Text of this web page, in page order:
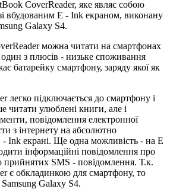
CoverReader, яке являє собою
вбудованим E - Ink екраном, виконану
Galaxy S4.
можна читати на смартфонах
з плюсів - низьке споживання
батарейку смартфону, заряду якої як
легко підключається до смартфону і
читати улюблені книги, але і
повідомлення електронної
з інтернету на абсолютно
- Ink екрані. Ще одна можливість - на E
інформаційні повідомлення про
прийнятих SMS - повідомлення. Т.к.
є обкладинкою для смартфону, то
Samsung Galaxy S4.